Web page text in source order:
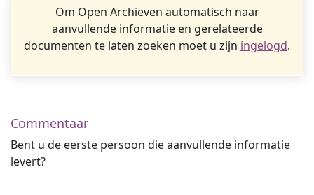
Om Open Archieven automatisch naar
aanvullende informatie en gerelateerde
documenten te laten zoeken moet u zijn ingelogd.
Commentaar
Bent u de eerste persoon die aanvullende informatie
levert?